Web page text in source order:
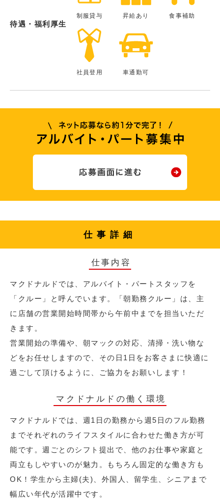
待遇・福利厚生
制服貸与 昇給あり 食事補助
社員登用 車通勤可
仕事詳細
仕事内容
マクドナルドでは、アルバイト・パートスタッフを
「クルー」と呼んでいます。「朝勤務クルー」は、主
に店舗の営業開始時間帯から午前中までを担当いただ
きます。
営業開始の準備や、朝マックの対応、清掃・洗い物な
どをお任せしますので、その日1日をお客さまに快適に
過ごして頂けるように、ご協力をお願いします！
マクドナルドの働く環境
マクドナルドでは、週1日の勤務から週5日のフル勤務
までそれぞれのライフスタイルに合わせた働き方が可
能です。週ごとのシフト提出で、他のお仕事や家庭と
両立もしやすいのが魅力。もちろん固定的な働き方も
OK！学生から主婦(夫)、外国人、留学生、シニアまで
幅広い年代が活躍中です。